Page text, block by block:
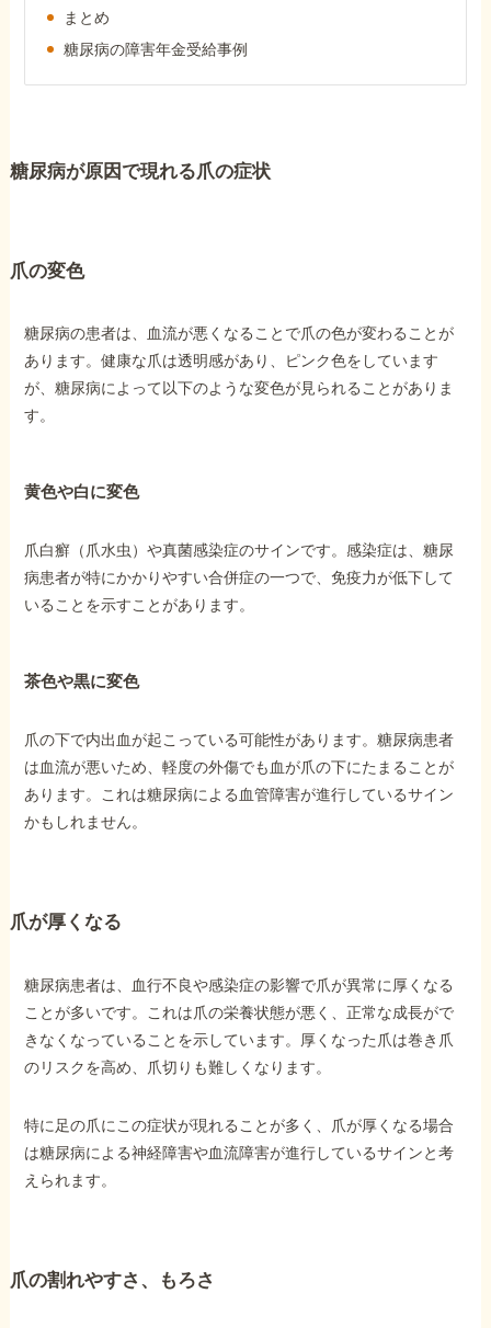
サイトマップ
で受給相談をする
当事務所に
まとめ
糖尿病の障害年金受給事例
糖尿病が原因で現れる爪の症状
爪の変色
糖尿病の患者は、血流が悪くなることで爪の色が変わることが
あります。健康な爪は透明感があり、ピンク色をしています
が、糖尿病によって以下のような変色が見られることがありま
す。
黄色や白に変色
爪白癬（爪水虫）や真菌感染症のサインです。感染症は、糖尿
病患者が特にかかりやすい合併症の一つで、免疫力が低下して
いることを示すことがあります。
茶色や黒に変色
爪の下で内出血が起こっている可能性があります。糖尿病患者
は血流が悪いため、軽度の外傷でも血が爪の下にたまることが
あります。これは糖尿病による血管障害が進行しているサイン
かもしれません。
爪が厚くなる
糖尿病患者は、血行不良や感染症の影響で爪が異常に厚くなる
ことが多いです。これは爪の栄養状態が悪く、正常な成長がで
きなくなっていることを示しています。厚くなった爪は巻き爪
のリスクを高め、爪切りも難しくなります。
特に足の爪にこの症状が現れることが多く、爪が厚くなる場合
は糖尿病による神経障害や血流障害が進行しているサインと考
えられます。
爪の割れやすさ、もろさ